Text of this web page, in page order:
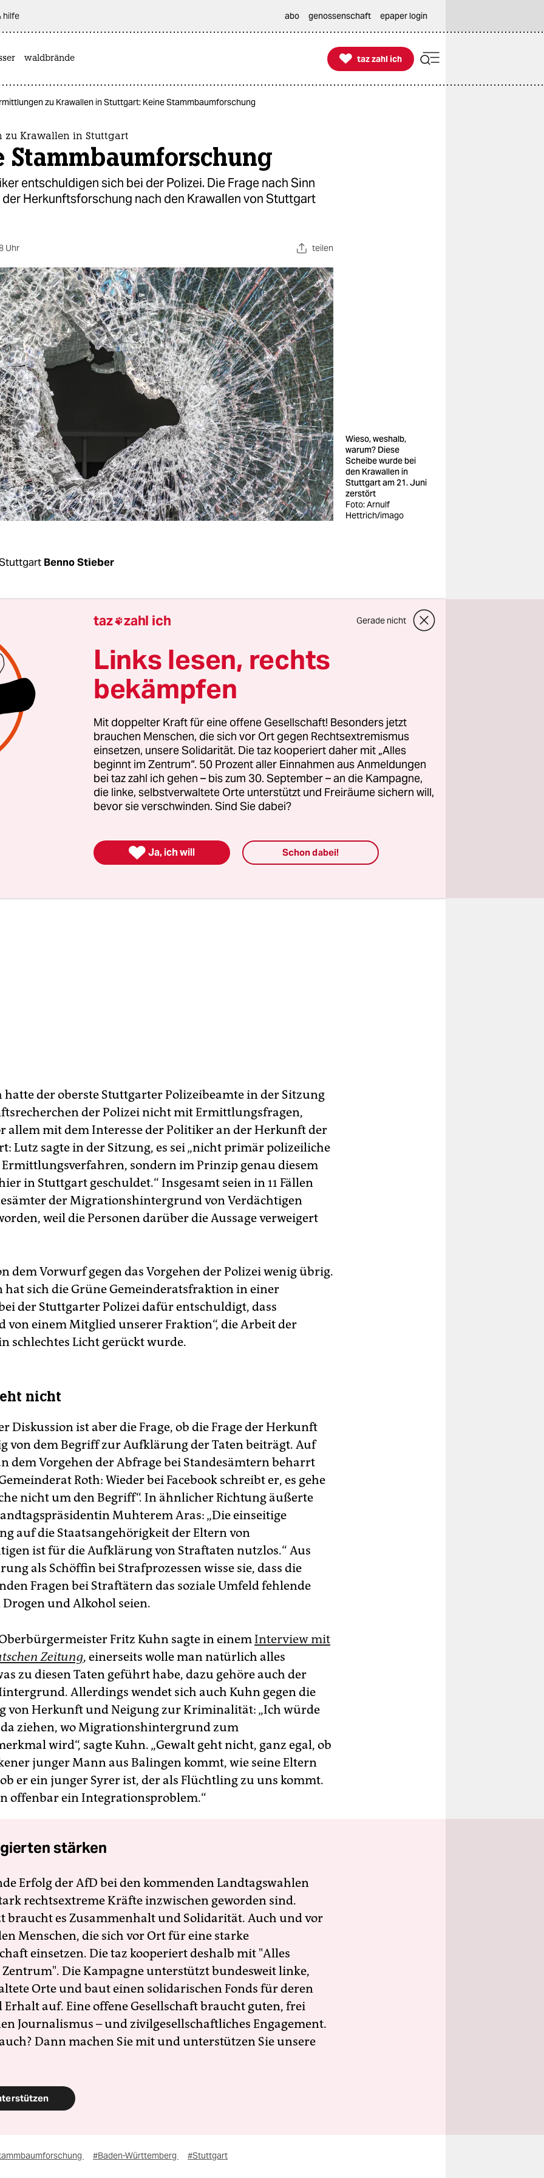
hilfe abo genossenschaft epaper login
waldbrände 
taz zahl ich
taz zahl ich
zu Krawallen in Stuttgart: Keine Stammbaumforschung
zu Krawallen in Stuttgart
Stammbaumforschung
entschuldigen sich bei der Polizei. Die Frage nach Sinn
der Herkunftsforschung nach den Krawallen von Stuttgart
Uhr teilen
Wieso, weshalb,
warum? Diese
Scheibe wurde bei
den Krawallen in
Stuttgart am 21. Juni
zerstört
Foto: Arnulf
Hettrich/imago
Benno Stieber
um angebliche „Stammbaumforschung“ der Polizei bei
Tätern der Stuttgarter Krawallnacht geht weiter.
das Polizeipräsidium das
Wortlautprotokoll
in der Gemeinderatssitzung am vergangenen
Die Mitschrift beweist, dass der Stuttgarter
Franz Lutz den Begriff nicht benutzt hat.
war er vom Grünen Stadtrat Marcel Rothvia Facebook
die Stuttgarter Polizei betreibe
Der Begriff wurde dann über das
örtlichen Presseaufgenommen. Im Protokoll
auch nicht die angebliche Äußerung des
hatte der oberste Stuttgarter Polizeibeamte in der Sitzung
der Polizei nicht mit Ermittlungsfragen,
allem mit dem Interesse der Politiker an der Herkunft der
Lutz sagte in der Sitzung, es sei „nicht primär polizeiliche
sondern im Prinzip genau diesem
in Stuttgart geschuldet.“ Insgesamt seien in 11 Fällen
der Migrationshintergrund von Verdächtigen
weil die Personen darüber die Aussage verweigert
dem Vorwurf gegen das Vorgehen der Polizei wenig übrig.
hat sich die Grüne Gemeinderatsfraktion in einer
der Stuttgarter Polizei dafür entschuldigt, dass
von einem Mitglied unserer Fraktion“, die Arbeit der
schlechtes Licht gerückt wurde.
nicht
Diskussion ist aber die Frage, ob die Frage der Herkunft
von dem Begriff zur Aufklärung der Taten beiträgt. Auf
dem Vorgehen der Abfrage bei Standesämtern beharrt
Roth: Wieder bei Facebook schreibt er, es gehe
nicht um den Begriff“. In ähnlicher Richtung äußerte
Muhterem Aras: „Die einseitige
auf die Staatsangehörigkeit der Eltern von
ist für die Aufklärung von Straftaten nutzlos.“ Aus
als Schöffin bei Strafprozessen wisse sie, dass die
Fragen bei Straftätern das soziale Umfeld fehlende
und Alkohol seien.
Fritz Kuhn sagte in einemInterview mit
Zeitung, einerseits wolle man natürlich alles
zu diesen Taten geführt habe, dazu gehöre auch der
Allerdings wendet sich auch Kuhn gegen die
von Herkunft und Neigung zur Kriminalität: „Ich würde
da ziehen, wo Migrationshintergrund zum
wird“, sagte Kuhn. „Gewalt geht nicht, ganz egal, ob
junger Mann aus Balingen kommt, wie seine Eltern
er ein junger Syrer ist, der als Flüchtling zu uns kommt.
offenbar ein Integrationsproblem.“
stärken
Erfolg der AfD bei den kommenden Landtagswahlen
rechtsextreme Kräfte inzwischen geworden sind.
braucht es Zusammenhalt und Solidarität. Auch und vor
Menschen, die sich vor Ort für eine starke
einsetzen. Die taz kooperiert deshalb mit "Alles
Die Kampagne unterstützt bundesweit linke,
Orte und baut einen solidarischen Fonds für deren
Erhalt auf. Eine offene Gesellschaft braucht guten, frei
Journalismus – und zivilgesellschaftliches Engagement.
Dann machen Sie mit und unterstützen Sie unsere
#Baden-Württemberg #Stuttgart
taz zahl ich Gerade nicht
Links lesen, rechts
bekämpfen
Mit doppelter Kraft für eine offene Gesellschaft! Besonders jetzt
brauchen Menschen, die sich vor Ort gegen Rechtsextremismus
einsetzen, unsere Solidarität. Die taz kooperiert daher mit „Alles
beginnt im Zentrum“. 50 Prozent aller Einnahmen aus Anmeldungen
bei taz zahl ich gehen – bis zum 30. September – an die Kampagne,
die linke, selbstverwaltete Orte unterstützt und Freiräume sichern will,
bevor sie verschwinden. Sind Sie dabei?
 Ja, ich will Schon dabei!